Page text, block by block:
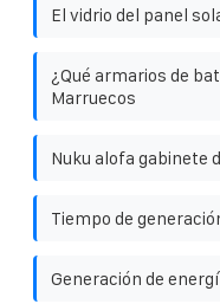
El vidrio del panel
¿Qué armarios de
Marruecos
Nuku alofa gabinete
Tiempo de
Generación de